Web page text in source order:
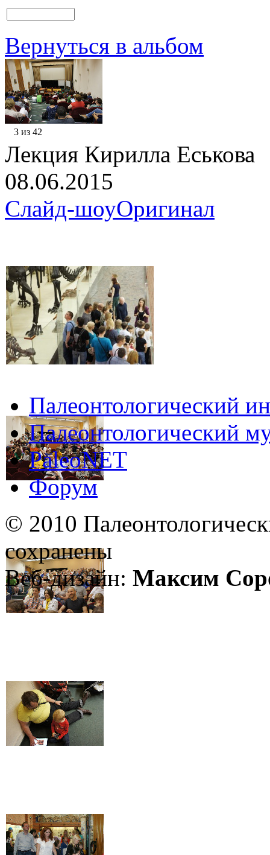
Вернуться в альбом
3 из 42
Лекция Кирилла Еськова
08.06.2015
Слайд-шоуОригинал
Палеонтологический
Палеонтологический
PaleoNET
Форум
© 2010
сохранены
Веб-дизайн: Максим